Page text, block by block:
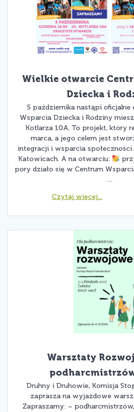
Wielkie otwarcie
Dziecka i
5 października nastąpi
Wsparcia Dziecka i Rodziny
Kotlarza 10A. To projekt, który
marca, a jego celem jest
integracji i wsparcia
Katowicach. A na otwarciu:
pory działo się w Centrum
…
Warsztaty
Druhny i Druhowie, Komisja
zaprasza na wyjazdowe
Zapraszamy: –